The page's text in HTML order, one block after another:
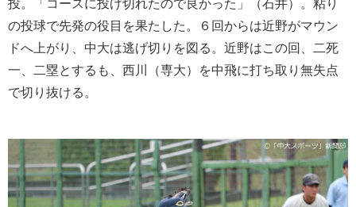
投。「コースに投げ切れたので良かった」（石井）。粘り
の投球で先発の役目を果たした。６回からは近野がマウン
ドへ上がり、中大は逃げ切りを図る。近野はこの回、二死
一、二塁とするも、西川（専大）を中飛に打ち取り無失点
で切り抜ける。